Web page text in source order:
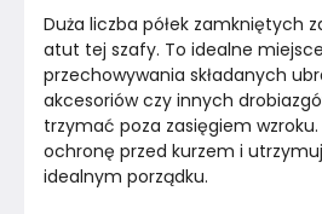
Wykończenie blatu
Materiał
Pomieszczenie
Kolor Korpusu
Duża liczba półek zamkniętych
atut tej szafy. To idealne
przechowywania składanych
akcesoriów czy innych
trzymać poza zasięgiem
ochronę przed kurzem i
idealnym porządku.